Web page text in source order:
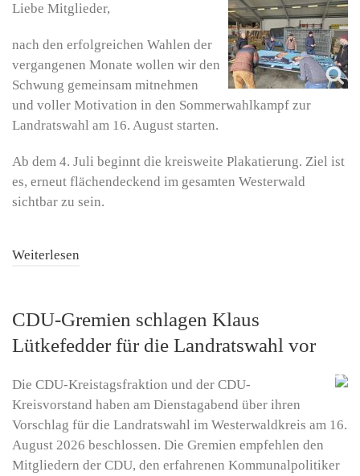
Liebe Mitglieder,
nach den erfolgreichen Wahlen der
vergangenen Monate wollen wir den
Schwung gemeinsam mitnehmen
und voller Motivation in den Sommerwahlkampf zur
Landratswahl am 16. August starten.
Ab dem 4. Juli beginnt die kreisweite Plakatierung. Ziel ist
es, erneut flächendeckend im gesamten Westerwald
sichtbar zu sein.
Weiterlesen
CDU-Gremien schlagen Klaus
Lütkefedder für die Landratswahl vor
Die CDU-Kreistagsfraktion und der CDU-
Kreisvorstand haben am Dienstagabend über ihren
Vorschlag für die Landratswahl im Westerwaldkreis am 16.
August 2026 beschlossen. Die Gremien empfehlen den
Mitgliedern der CDU, den erfahrenen Kommunalpolitiker